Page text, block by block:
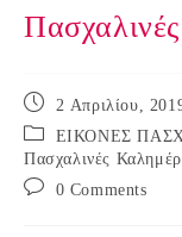
Post
published:
2 Απριλίου,
Post
category:
ΕΙΚΟΝΕΣ
Πασχαλινές
Post
0 Comments